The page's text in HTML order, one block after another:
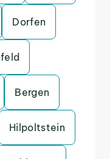
Dorfen
Bergen
Hilpoltstein